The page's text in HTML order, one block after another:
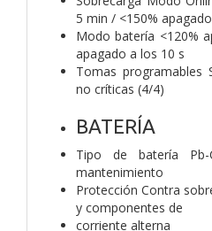
5 min / <150%
Modo batería <120%
apagado a los 10 s
Tomas programables
no críticas (4/4)
BATERÍA
Tipo de batería Pb-
mantenimiento
Protección Contra
y componentes de
corriente alterna